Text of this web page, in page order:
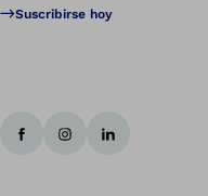
Suscribirse hoy